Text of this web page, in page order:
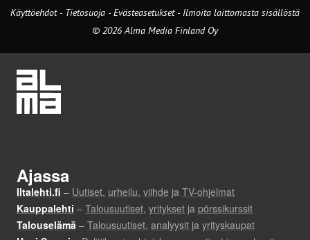
Käyttöehdot - Tietosuoja -Evästeasetukset- Ilmoita laittomasta sisällöstä
© 2026 Alma Media Finland Oy